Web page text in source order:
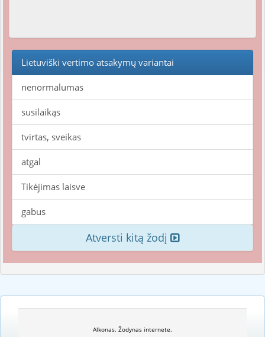
Lietuviški vertimo atsakymų variantai
nenormalumas
susilaikąs
tvirtas, sveikas
atgal
Tikėjimas laisve
gabus
Atversti kitą žodį
Alkonas. Žodynas internete.